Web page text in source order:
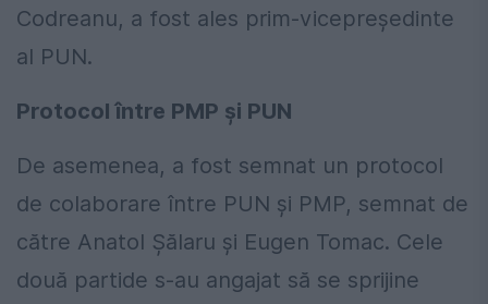
Codreanu, a fost ales prim-vicepreședinte
al PUN.
Protocol între PMP și PUN
De asemenea, a fost semnat un protocol
de colaborare între PUN și PMP, semnat de
către Anatol Șălaru și Eugen Tomac. Cele
două partide s-au angajat să se sprijine